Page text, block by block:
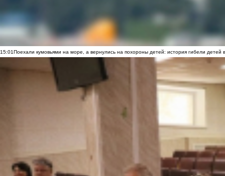
15:01Поехали кумовьями на море, а вернулись на похороны детей: история гибели детей